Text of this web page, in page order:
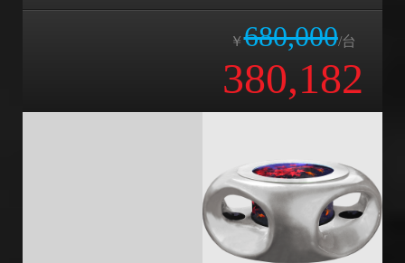
￥680,000/台
380,182